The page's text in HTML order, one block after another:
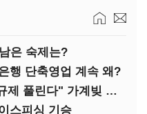
은 숙제는?
행 단축영업 계속 왜?
(Y노믹스와 가계부채①)"규제 풀린다" 가계빚 다시 꿈틀
스피싱 기승